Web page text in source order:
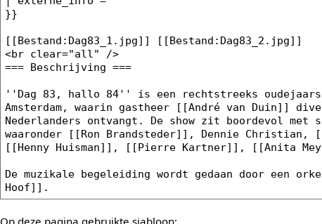
Op deze pagina gebruikte sjabloon: